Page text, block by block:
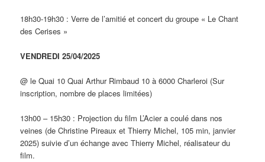
18h30-19h30 : Verre de l’amitié et concert du groupe « Le Chant
des Cerises »
VENDREDI 25/04/2025
@ le Quai 10 Quai Arthur Rimbaud 10 à 6000 Charleroi (Sur
inscription, nombre de places limitées)
13h00 – 15h30 : Projection du film L’Acier a coulé dans nos
veines (de Christine Pireaux et Thierry Michel, 105 min, janvier
2025) suivie d’un échange avec Thierry Michel, réalisateur du
film.